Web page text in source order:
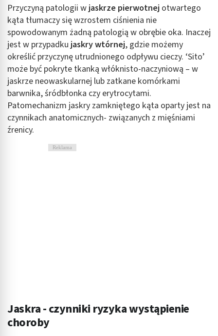
Przyczyną patologii w jaskrze pierwotnej otwartego
kąta tłumaczy się wzrostem ciśnienia nie
spowodowanym żadną patologią w obrębie oka. Inaczej
jest w przypadku jaskry wtórnej, gdzie możemy
określić przyczynę utrudnionego odpływu cieczy. ‘Sito’
może być pokryte tkanką włóknisto-naczyniową – w
jaskrze neowaskularnej lub zatkane komórkami
barwnika, śródbłonka czy erytrocytami.
Patomechanizm jaskry zamkniętego kąta oparty jest na
czynnikach anatomicznych- związanych z mięśniami
źrenicy.
Reklama
Jaskra - czynniki ryzyka wystąpienie
choroby